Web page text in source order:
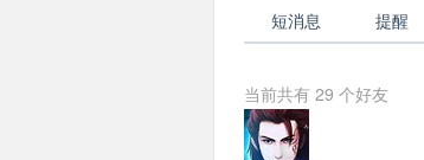
络
短消息 提醒
当前共有 29 个好友